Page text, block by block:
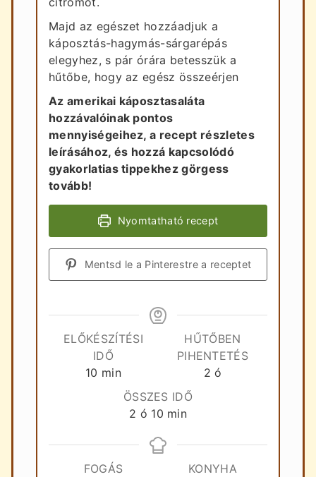
Majd az egészet hozzáadjuk a
káposztás-hagymás-sárgarépás
elegyhez, s pár órára betesszük a
hűtőbe, hogy az egész összeérjen
Az amerikai káposztasaláta
hozzávalóinak pontos
mennyiségeihez, a recept részletes
leírásához, és hozzá kapcsolódó
gyakorlatias tippekhez görgess
tovább!
Nyomtatható recept
Mentsd le a Pinterestre a receptet
ELŐKÉSZÍTÉSI
IDŐ
10 perc
min
HŰTŐBEN
PIHENTETÉS
2óra
ó
ÖSSZES IDŐ
2 óra
ó 10perc
min
FOGÁS
KONYHA